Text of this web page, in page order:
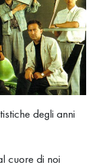
degli anni
cuore di noi